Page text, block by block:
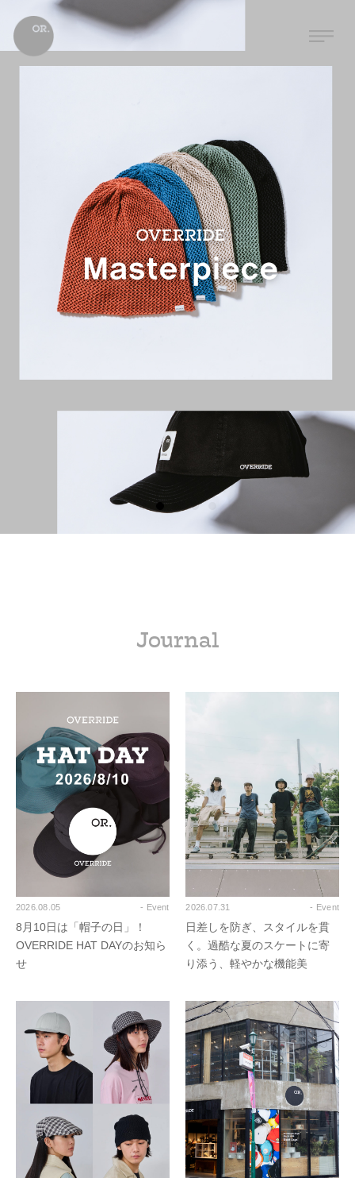
Journal
2026.08.05 - Event
8月10日は「帽子の日」！
OVERRIDE HAT DAYのお知ら
せ
2026.07.31 - Event
日差しを防ぎ、スタイルを貫
く。過酷な夏のスケートに寄
り添う、軽やかな機能美